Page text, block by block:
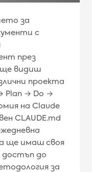
за
с
през
ще видиш
проекта
Plan → Do →
на Claude
CLAUDE.md
ще имаш своя
достъп до
за